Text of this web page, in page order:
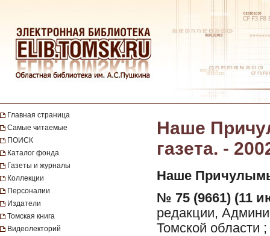
Главная страница
Самые читаемые
ПОИСК
Каталог фонда
Газеты и журналы
Коллекции
Персоналии
Издатели
Томская книга
Видеолекторий
Наше
газета. -
Наше
№ 75 (9661) (11
редакции,
Томской области